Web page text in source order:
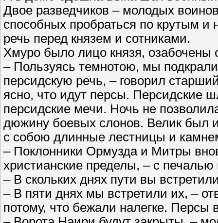
Двое разведчиков – молодых
способных пробраться по крутым
речь перед князем и сотниками.
Хмуро было лицо князя, озабочены
– Пользуясь темнотою, мы
персидскую речь, – говорил
ясно, что идут персы. Персидские
персидские мечи. Ночь не
дюжину боевых слонов. Велик был
с собою длинные лестницы и
– Поклонники Ормузда и Митры
христианские пределы, – с
– В скольких днях пути вы
– В пяти днях мы встретили их, –
потому, что бежали налегке. Персы